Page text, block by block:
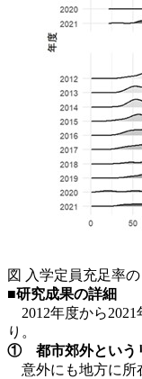
図 入学定員充足率
■研究成果の詳細
2012年度から2021
り。
① 都市郊外という
意外にも地方に所